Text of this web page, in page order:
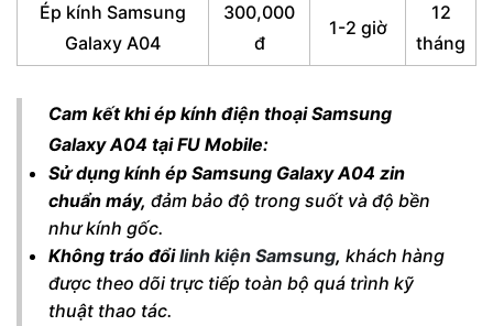
Ép kính Samsung
Galaxy A04
300,000
đ
1-2 giờ
12
tháng
Cam kết khi ép kính điện thoại Samsung
Galaxy A04 tại FU Mobile:
Sử dụng kính ép Samsung Galaxy A04 zin
chuẩn máy, đảm bảo độ trong suốt và độ bền
như kính gốc.
Không tráo đổilinh kiện Samsung, khách hàng
được theo dõi trực tiếp toàn bộ quá trình kỹ
thuật thao tác.